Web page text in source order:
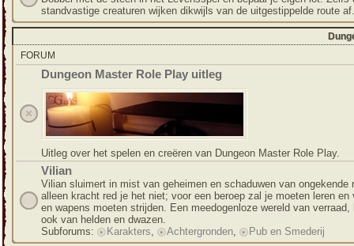
standvastige creaturen wijken dikwijls van de uitgestippelde route af.
FORUM
Dungeon Master Role Play uitleg
Uitleg over het spelen en creëren van Dungeon Master Role Play.
Vilian
Vilian sluimert in mist van geheimen en schaduwen van ongekende
alleen kracht red je het niet; voor een beroep zal je moeten leren en
en wapens moeten strijden. Een meedogenloze wereld van verraad,
ook van helden en dwazen.
Subforums:
Karakters, Achtergronden, Pub en Smederij